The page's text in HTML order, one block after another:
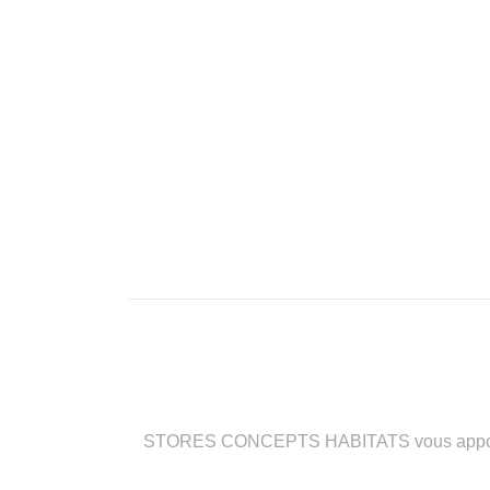
STORES CONCEPTS HABITATS vous